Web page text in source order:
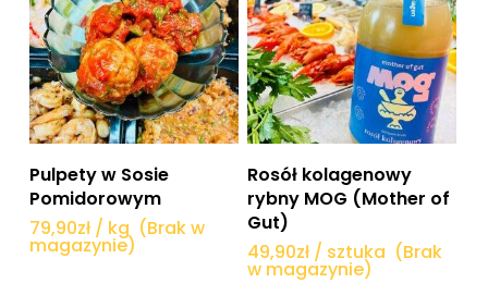
na
stronie
produktu
Dowiedz się więcej
Pulpety w Sosie
Pomidorowym
79,90zł / kg (Brak w
magazynie)
Dowiedz się więcej
Rosół kolagenowy
rybny MOG (Mother of
Gut)
49,90zł / sztuka (Brak
w magazynie)